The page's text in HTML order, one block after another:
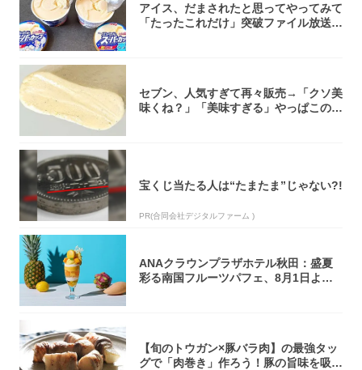
アイス、だまされたと思ってやってみて
「たったこれだけ」突破ファイル放送で
セブン、人気すぎて再々販売→「クソ美
味くね？」「美味すぎる」やっぱこのク
宝くじ当たる人は“たまたま”じゃない?!
PR(合同会社デジタルファーム )
ANAクラウンプラザホテル秋田：盛夏
彩る南国フルーツパフェ、8月1日より1
【旬のトウガン×豚バラ肉】の最強タッ
グで「肉巻き」作ろう！豚の旨味を吸い